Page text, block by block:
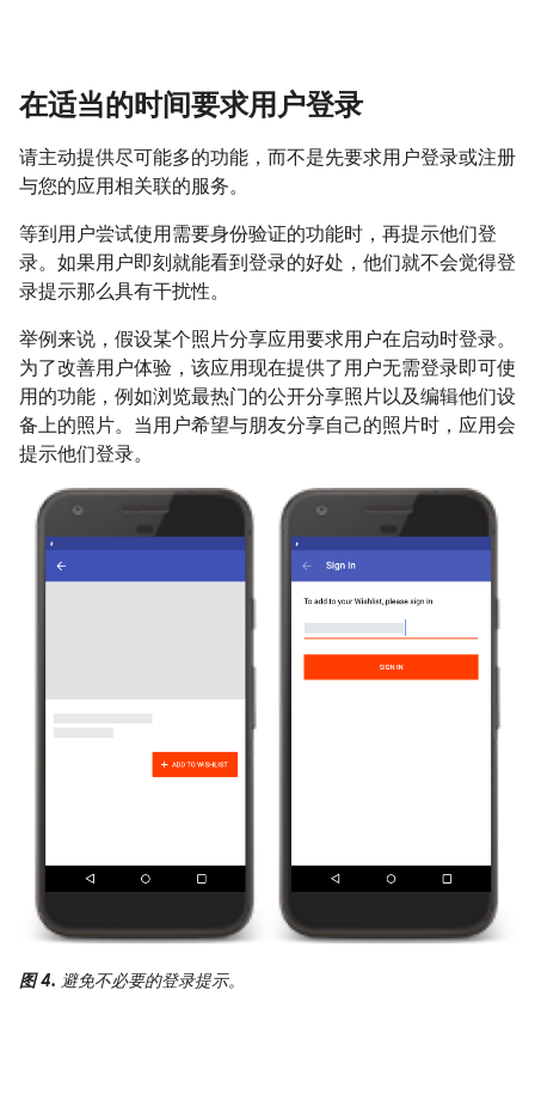
在适当的时间要求用户登录
请主动提供尽可能多的功能，而不是先要求用户登录或注册
与您的应用相关联的服务。
等到用户尝试使用需要身份验证的功能时，再提示他们登
录。如果用户即刻就能看到登录的好处，他们就不会觉得登
录提示那么具有干扰性。
举例来说，假设某个照片分享应用要求用户在启动时登录。
为了改善用户体验，该应用现在提供了用户无需登录即可使
用的功能，例如浏览最热门的公开分享照片以及编辑他们设
备上的照片。当用户希望与朋友分享自己的照片时，应用会
提示他们登录。
图 4. 避免不必要的登录提示。